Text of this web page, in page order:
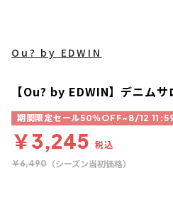
Ou? by EDWIN
【Ou? by EDWIN】デニムサ
期間限定セール50％OFF~8/12
￥3,245 税込
￥6,490 （シーズン当初価格）